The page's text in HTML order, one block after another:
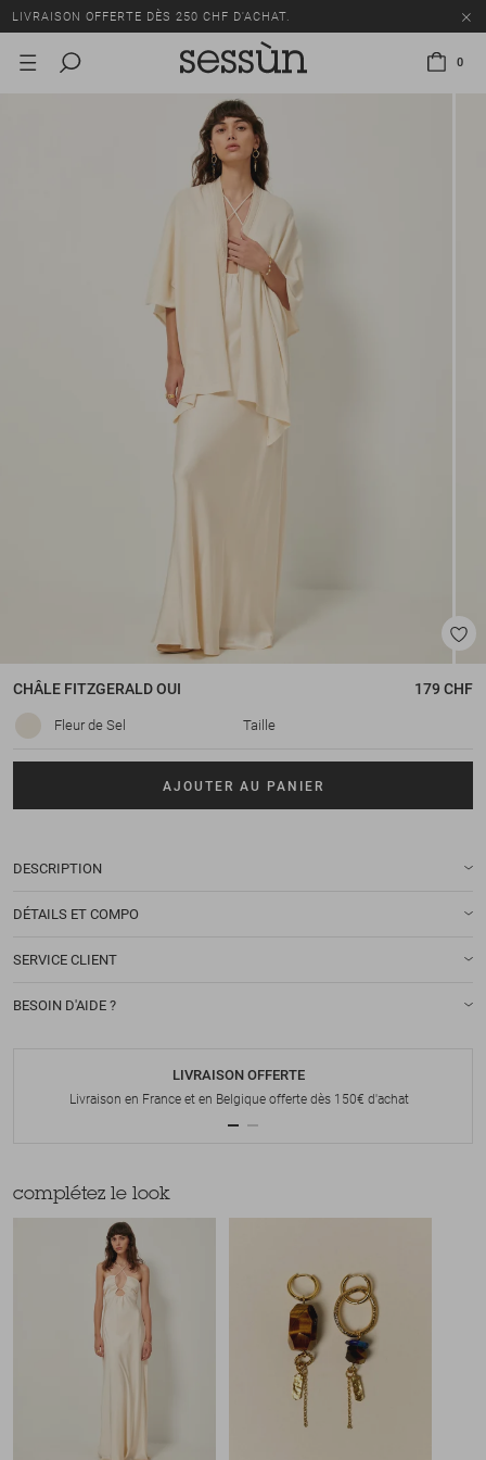
LIVRAISON OFFERTE DÈS 250 CHF D'ACHAT.
TOUS LES PRIX INCLUENT LA TVA ET LES DROITS DE DOUANE.
LIVRAISON OFFERTE DÈS 250 CHF D'ACHAT.
TOUS LES PRIX INCLUENT LA TVA ET LES DROITS DE DOUANE.
0
CHÂLE FITZGERALD OUI 179 CHF
Fleur de Sel Taille
AJOUTER AU PANIER
DESCRIPTION
DÉTAILS ET COMPO
SERVICE CLIENT
BESOIN D'AIDE ?
LIVRAISON OFFERTE
Livraison en France et en Belgique offerte dès 150€ d'achat
complétez le look